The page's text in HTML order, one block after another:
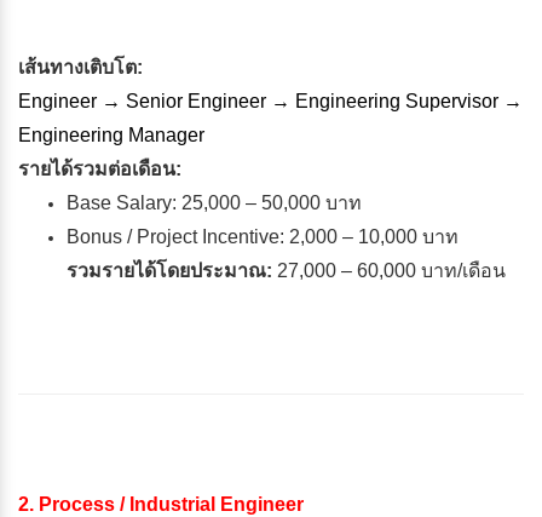
เส้นทางเติบโต:
Engineer → Senior Engineer → Engineering Supervisor →
Engineering Manager
รายได้รวมต่อเดือน:
Base Salary: 25,000 – 50,000 บาท
Bonus / Project Incentive: 2,000 – 10,000 บาท
รวมรายได้โดยประมาณ: 27,000 – 60,000 บาท/เดือน
2. Process / Industrial Engineer